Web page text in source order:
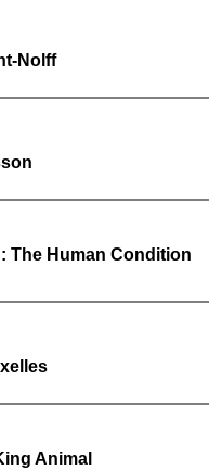
Nolff
The Human Condition
Animal